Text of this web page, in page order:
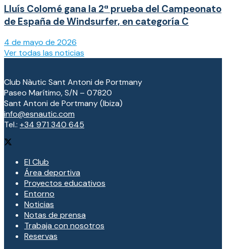
Lluís Colomé gana la 2ª prueba del Campeonato
de España de Windsurfer, en categoría C
4 de mayo de 2026
Ver todas las noticias
Club Nàutic Sant Antoni de Portmany
Paseo Marítimo, S/N – 07820
Sant Antoni de Portmany (Ibiza)
info@esnautic.com
Tel.: +34 971 340 645
El Club
Área deportiva
Proyectos educativos
Entorno
Noticias
Notas de prensa
Trabaja con nosotros
Reservas